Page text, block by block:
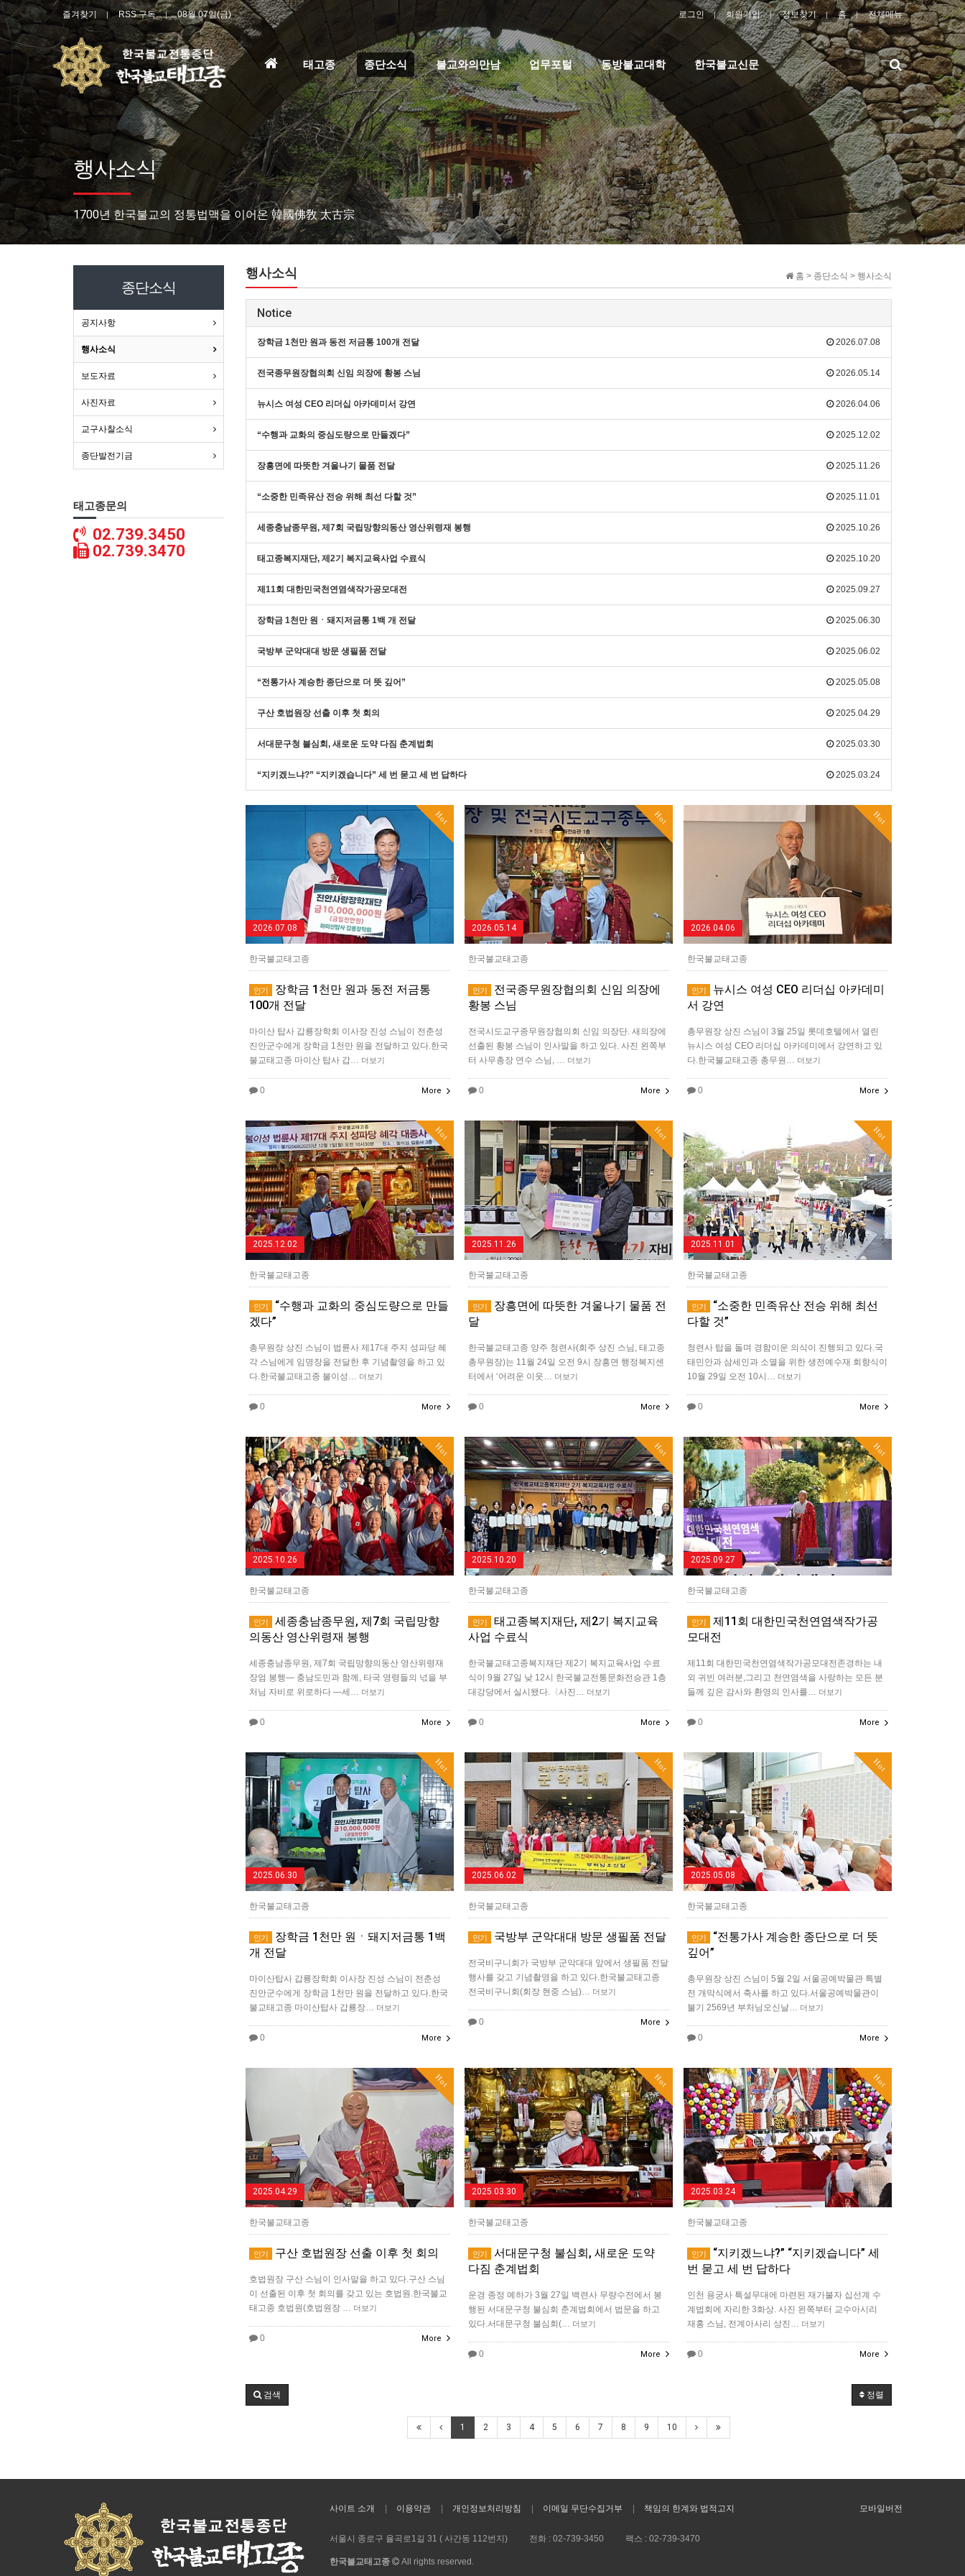
즐겨찾기 RSS 구독 08월 07일(금) 로그인 회원가입 정보찾기 홈 전체메뉴
홈
태고종 종단소식 불교와의만남 업무포털 동방불교대학 한국불교신문
검
색
행사소식
1700년 한국불교의 정통법맥을 이어온 韓國佛敎 太古宗
홈 > 종단소식 > 행사소식
행사소식
Notice
2026.07.08
장학금 1천만 원과 동전 저금통 100개 전달
2026.05.14
전국종무원장협의회 신임 의장에 황봉 스님
2026.04.06
뉴시스 여성 CEO 리더십 아카데미서 강연
2025.12.02
“수행과 교화의 중심도량으로 만들겠다”
2025.11.26
장흥면에 따뜻한 겨울나기 물품 전달
2025.11.01
“소중한 민족유산 전승 위해 최선 다할 것”
2025.10.26
세종충남종무원, 제7회 국립망향의동산 영산위령재 봉행
2025.10.20
태고종복지재단, 제2기 복지교육사업 수료식
2025.09.27
제11회 대한민국천연염색작가공모대전
2025.06.30
장학금 1천만 원ㆍ돼지저금통 1백 개 전달
2025.06.02
국방부 군악대대 방문 생필품 전달
2025.05.08
“전통가사 계승한 종단으로 더 뜻 깊어”
2025.04.29
구산 호법원장 선출 이후 첫 회의
2025.03.30
서대문구청 불심회, 새로운 도약 다짐 춘계법회
2025.03.24
“지키겠느냐?” “지키겠습니다” 세 번 묻고 세 번 답하다
Hot
2026.07.08
한국불교태고종
인기
장학금 1천만 원과 동전 저금통
100개 전달
마이산 탑사 갑룡장학회 이사장 진성 스님이 전춘성
진안군수에게 장학금 1천만 원을 전달하고 있다.한국
불교태고종 마이산 탑사 갑… 더보기
0 More
Hot
2026.05.14
한국불교태고종
인기
전국종무원장협의회 신임 의장에
황봉 스님
전국시도교구종무원장협의회 신임 의장단. 새의장에
선출된 황봉 스님이 인사말을 하고 있다. 사진 왼쪽부
터 사무총장 연수 스님, … 더보기
0 More
Hot
2026.04.06
한국불교태고종
인기
뉴시스 여성 CEO 리더십 아카데미
서 강연
총무원장 상진 스님이 3월 25일 롯데호텔에서 열린
뉴시스 여성 CEO 리더십 아카데미에서 강연하고 있
다.한국불교태고종 총무원… 더보기
0 More
Hot
2025.12.02
한국불교태고종
인기
“수행과 교화의 중심도량으로 만들
겠다”
총무원장 상진 스님이 법륜사 제17대 주지 성파당 혜
각 스님에게 임명장을 전달한 후 기념촬영을 하고 있
다.한국불교태고종 불이성…
더보기
0 More
Hot
2025.11.26
한국불교태고종
인기
장흥면에 따뜻한 겨울나기 물품 전
달
한국불교태고종 양주 청련사(회주 상진 스님, 태고종
총무원장)는 11월 24일 오전 9시 장흥면 행정복지센
터에서 ‘어려운 이웃…
더보기
0 More
Hot
2025.11.01
한국불교태고종
인기
“소중한 민족유산 전승 위해 최선
다할 것”
청련사 탑을 돌며 경함이운 의식이 진행되고 있다.국
태민안과 삼세인과 소멸을 위한 생전예수재 회향식이
10월 29일 오전 10시…
더보기
0 More
Hot
2025.10.26
한국불교태고종
인기
세종충남종무원, 제7회 국립망향
의동산 영산위령재 봉행
세종충남종무원, 제7회 국립망향의동산 영산위령재
장엄 봉행― 충남도민과 함께, 타국 영령들의 넋을 부
처님 자비로 위로하다 ―세… 더보기
0 More
Hot
2025.10.20
한국불교태고종
인기
태고종복지재단, 제2기 복지교육
사업 수료식
한국불교태고종복지재단 제2기 복지교육사업 수료
식이 9월 27일 낮 12시 한국불교전통문화전승관 1층
대강당에서 실시됐다.〈사진… 더보기
0 More
Hot
2025.09.27
한국불교태고종
인기
제11회 대한민국천연염색작가공
모대전
제11회 대한민국천연염색작가공모대전존경하는 내
외 귀빈 여러분,그리고 천연염색을 사랑하는 모든 분
들께 깊은 감사와 환영의 인사를… 더보기
0 More
Hot
2025.06.30
한국불교태고종
인기
장학금 1천만 원ㆍ돼지저금통 1백
개 전달
마이산탑사 갑룡장학회 이사장 진성 스님이 전춘성
진안군수에게 장학금 1천만 원을 전달하고 있다.한국
불교태고종 마이산탑사 갑룡장… 더보기
0 More
Hot
2025.06.02
한국불교태고종
인기 국방부 군악대대 방문 생필품 전달
전국비구니회가 국방부 군악대대 앞에서 생필품 전달
행사를 갖고 기념촬영을 하고 있다.한국불교태고종
전국비구니회(회장 현중 스님)… 더보기
0 More
Hot
2025.05.08
한국불교태고종
인기
“전통가사 계승한 종단으로 더 뜻
깊어”
총무원장 상진 스님이 5월 2일 서울공예박물관 특별
전 개막식에서 축사를 하고 있다.서울공예박물관이
불기 2569년 부처님오신날… 더보기
0 More
Hot
2025.04.29
한국불교태고종
인기 구산 호법원장 선출 이후 첫 회의
호법원장 구산 스님이 인사말을 하고 있다.구산 스님
이 선출된 이후 첫 회의를 갖고 있는 호법원.한국불교
태고종 호법원(호법원장 …
더보기
0 More
Hot
2025.03.30
한국불교태고종
인기
서대문구청 불심회, 새로운 도약
다짐 춘계법회
​운경 종정 예하가 3월 27일 백련사 무량수전에서 봉
행된 서대문구청 불심회 춘계법회에서 법문을 하고
있다.서대문구청 불심회(…
더보기
0 More
Hot
2025.03.24
한국불교태고종
인기
“지키겠느냐?” “지키겠습니다” 세
번 묻고 세 번 답하다
인천 용궁사 특설무대에 마련된 재가불자 십선계 수
계법회에 자리한 3화상. 사진 왼쪽부터 교수아시리
재홍 스님, 전계아사리 상진…
더보기
0 More
정렬
검색
1 2 3 4 5 6 7 8 9 10
종단소식
공지사항
행사소식
보도자료
사진자료
교구사찰소식
종단발전기금
태고종문의
02.739.3450
02.739.3470
사이트 소개 이용약관 개인정보처리방침 이메일 무단수집거부 책임의 한계와 법적고지 모바일버전
서울시 종로구 율곡로1길 31 ( 사간동 112번지) 전화 :02-739-3450 팩스 :02-739-3470
한국불교태고종 All rights reserved.